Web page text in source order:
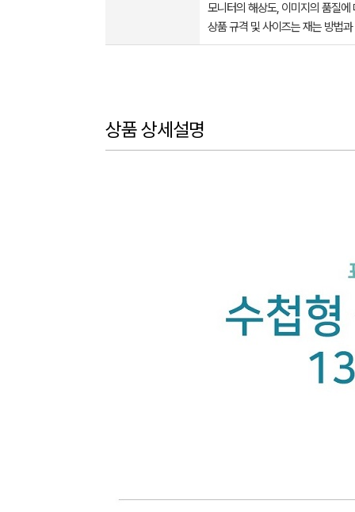
모니터의 해상도, 이미지의 품질
상품 규격 및 사이즈는 재는 방법
상품 상세설명